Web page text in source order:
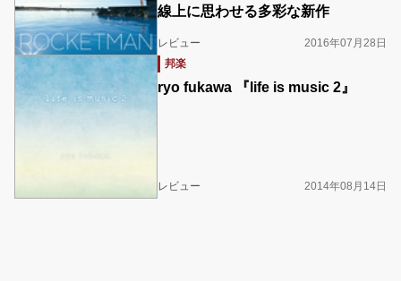
線上に思わせる多彩な新作
レビュー
2016年07月28日
邦楽
ryo fukawa 『life is music 2』
レビュー 2014年08月14日